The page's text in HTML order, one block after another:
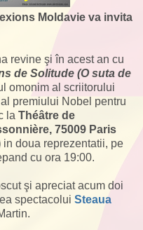
Moldavie va invita
revine şi în acest an cu
de Solitude (O suta de
omonim al scriitorului
premiului Nobel pentru
la Théâtre de
75009 Paris
in doua reprezentatii, pe
cu ora 19:00.
şi apreciat acum doi
spectacolui Steaua